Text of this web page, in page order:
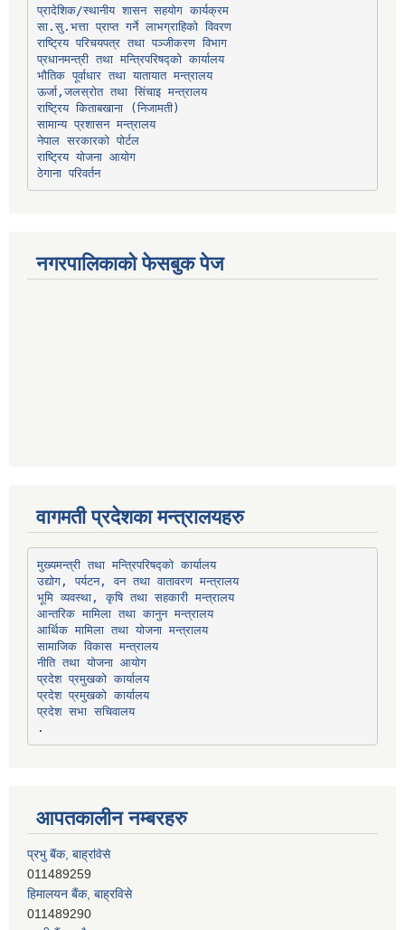
प्रादेशिक/स्थानीय शासन सहयोग कार्यक्रम
सा.सु.भत्ता प्राप्त गर्ने लाभग्राहिको विवरण
राष्ट्रिय परिचयपत्र तथा पञ्‍जीकरण विभाग
प्रधानमन्त्री तथा मन्त्रिपरिषद्को कार्यालय
भौतिक पूर्वाधार तथा यातायात मन्त्रालय
ऊर्जा,जलस्रोत तथा सिंचाइ मन्त्रालय
सामान्य प्रशासन मन्त्रालय
नेपाल सरकारको पोर्टल
राष्ट्रिय योजना आयोग
ठेगाना परिवर्तन
नगरपालिकाको फेसबुक पेज
वागमती प्रदेशका मन्त्रालयहरु
मुख्यमन्त्री तथा मन्त्रिपरिषद्को कार्यालय
उद्योग, पर्यटन, वन तथा वातावरण मन्त्रालय
भूमि व्यवस्था, कृषि तथा सहकारी मन्त्रालय
आन्तरिक मामिला तथा कानुन मन्त्रालय
आर्थिक मामिला तथा योजना मन्त्रालय
सामाजिक विकास मन्त्रालय
नीति तथा योजना आयोग
प्रदेश प्रमुखको कार्यालय
प्रदेश प्रमुखको कार्यालय
प्रदेश सभा सचिवालय
आपतकालीन नम्बरहरु
हिमालयन बैंक, बाह्रविसे
011489290
लक्ष्मी बैंक, चाैतारा
011620404